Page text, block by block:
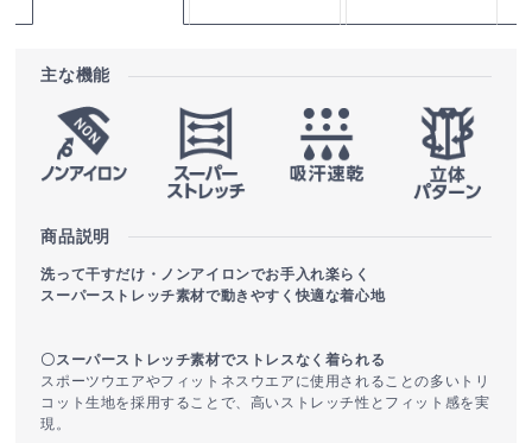
主な機能
商品説明
洗って干すだけ・ノンアイロンでお手入れ楽らく
スーパーストレッチ素材で動きやすく快適な着心地
〇スーパーストレッチ素材でストレスなく着られる
スポーツウエアやフィットネスウエアに使用されることの多いトリ
コット生地を採用することで、高いストレッチ性とフィット感を実
現。